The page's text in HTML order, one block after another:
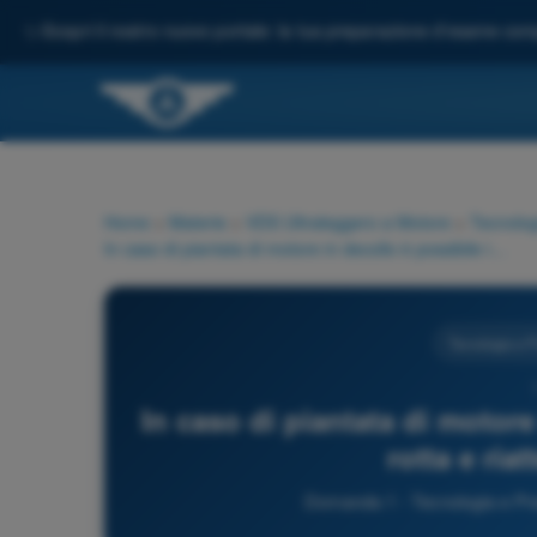
Scopri il nostro nuovo portale: la tua preparazione d'esame
Home Materie VDS Ultraleggero a Motore
In caso di piantata di
rotta e
Domanda 1 - Tecnologia e